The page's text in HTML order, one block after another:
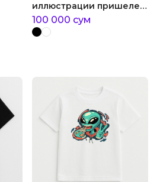
иллюстрации пришелец
в стиле хип-хоп
100 000 сум